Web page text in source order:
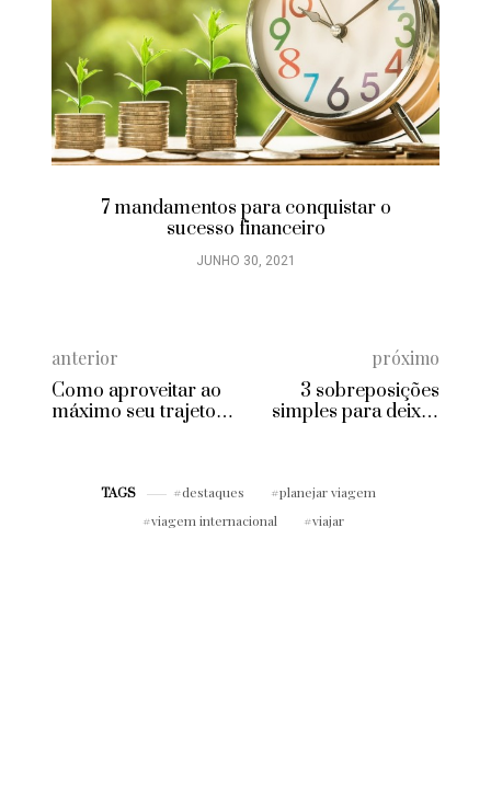
7 mandamentos para conquistar o
sucesso financeiro
JUNHO 30, 2021
anterior
Como aproveitar ao
máximo seu trajeto
próximo
3 sobreposições
simples para deixar
TAGS destaques
planejar viagem
viagem internacional
viajar